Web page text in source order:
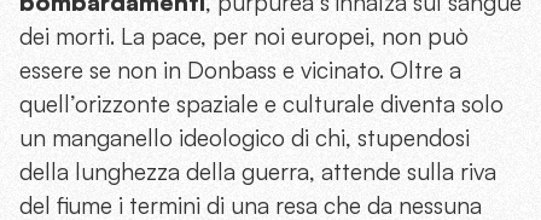
dei morti. La pace, per noi europei, non può
essere se non in Donbass e vicinato. Oltre a
quell’orizzonte spaziale e culturale diventa solo
un manganello ideologico di chi, stupendosi
della lunghezza della guerra, attende sulla riva
del fiume i termini di una resa che da nessuna